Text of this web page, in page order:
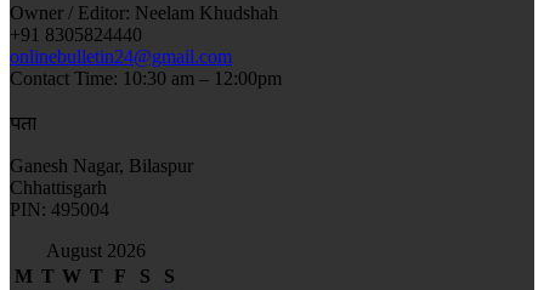
Owner / Editor: Neelam Khudshah
+91 8305824440
onlinebulletin24@gmail.com
Contact Time: 10:30 am – 12:00pm
पता
Ganesh Nagar, Bilaspur
Chhattisgarh
PIN: 495004
August 2026
M T W T F S
S